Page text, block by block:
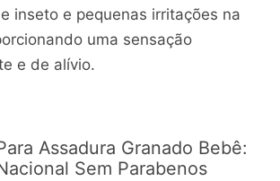
inseto e pequenas irritações na
uma sensação
e de alívio.
Assadura Granado Bebê:
Sem Parabenos